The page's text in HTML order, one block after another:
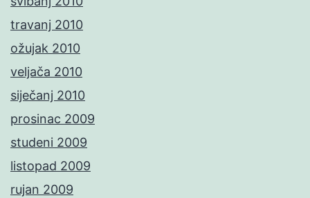
travanj 2010
ožujak 2010
veljača 2010
siječanj 2010
prosinac 2009
studeni 2009
listopad 2009
rujan 2009